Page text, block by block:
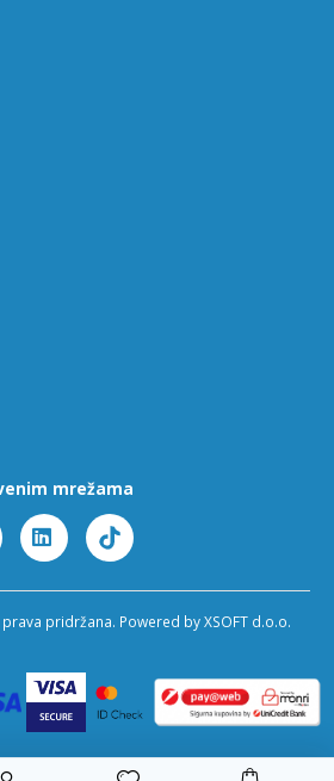
mrežama
pridržana. Powered by XSOFT d.o.o.